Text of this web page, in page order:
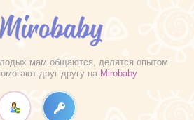
мам общаются, делятся опытом
друг другу на Mirobaby